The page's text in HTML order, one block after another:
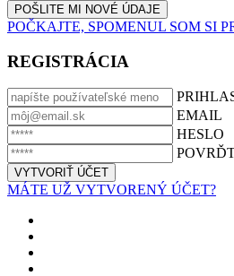
POČKAJTE, SPOMENUL SOM SI
REGISTRÁCIA
EMAIL
HESLO
MÁTE UŽ VYTVORENÝ ÚČET?